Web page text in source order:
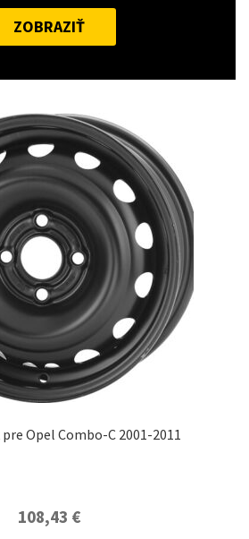
ZOBRAZIŤ
Opel Combo-C 2001-2011
108,43 €